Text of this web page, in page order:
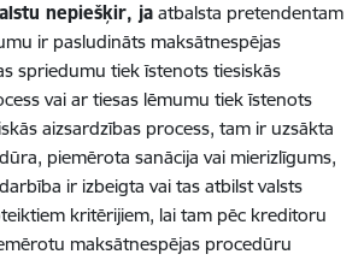
nepiešķir, ja atbalsta pretendentam
ir pasludināts maksātnespējas
spriedumu tiek īstenots tiesiskās
vai ar tiesas lēmumu tiek īstenots
aizsardzības process, tam ir uzsākta
piemērota sanācija vai mierizlīgums,
ir izbeigta vai tas atbilst valsts
kritērijiem, lai tam pēc kreditoru
maksātnespējas procedūru